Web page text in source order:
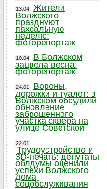
13.04
Жители
Волжского
празднуют
пахсальную
неделю:
фоторепортаж
10.04
В Волжском
зацвела весна:
фоторепортаж
24.01
Вороны,
дорожки и туалет: в
Волжском обсудили
обновление
заброшенного
участка сквера на
улице Советской
22.01
Трудоустройство и
3D-печать: депутаты
облдумы оценили
успехи Волжского
дома
соцобслуживания